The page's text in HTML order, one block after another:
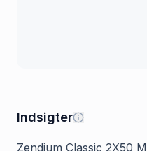
Indsigter
Zendium Classic 2X50